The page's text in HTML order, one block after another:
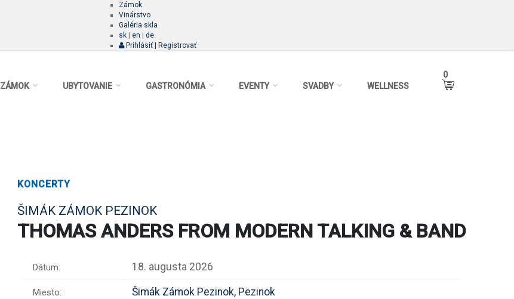
Zámok
Vinárstvo
Galéria skla
sk
en
de
Prihlásiť | Registrovať
ZÁMOK UBYTOVANIE GASTRONÓMIA EVENTY SVADBY WELLNESS
0
KONCERTY
ŠIMÁK ZÁMOK PEZINOK
THOMAS ANDERS FROM MODERN TALKING & BAND
Dátum: 18. augusta 2026
Miesto: Šimák Zámok Pezinok, Pezinok